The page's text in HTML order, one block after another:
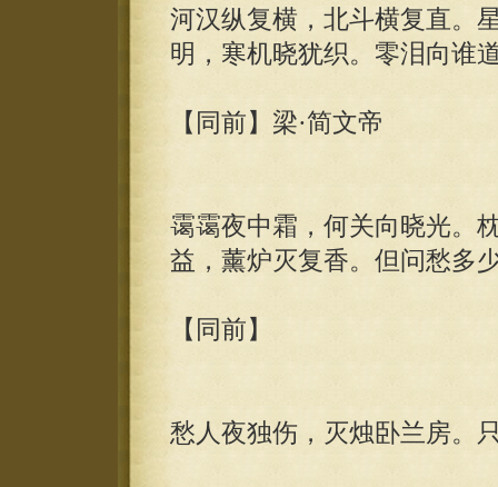
河汉纵复横，北斗横复直。
明，寒机晓犹织。零泪向谁
【同前】梁·简文帝
霭霭夜中霜，何关向晓光。
益，薰炉灭复香。但问愁多
【同前】
愁人夜独伤，灭烛卧兰房。